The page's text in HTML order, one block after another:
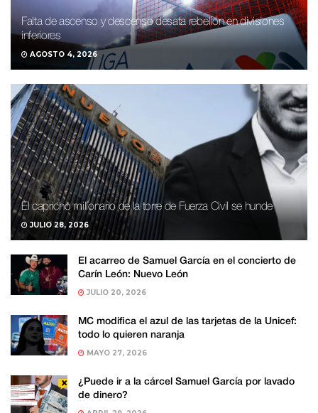
Falta de ascenso y descenso desata rebelión en divisiones
inferiores
AGOSTO 4, 2026
El capricho millonario de la torre de Fuerza Civil se hunde
JULIO 28, 2026
El acarreo de Samuel García en el concierto de
Carín León: Nuevo León
JULIO 20, 2026
MC modifica el azul de las tarjetas de la Unicef:
todo lo quieren naranja
MAYO 27, 2026
¿Puede ir a la cárcel Samuel García por lavado
de dinero?